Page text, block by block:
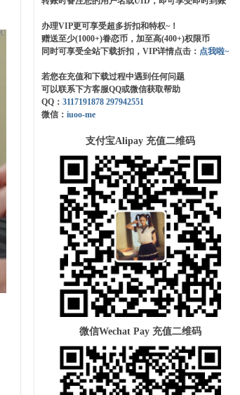
办理VIP更可享受超多折扣和特权~！
赠送至少(1000+)眷恋币，加至高(400+)权限币
同时可享受全站下载折扣，VIP详情点击： 点我啦~
若您在充值和下载过程中遇到任何问题
可以联系下方客服QQ或微信获取帮助
QQ： 3117191878 297942551
微信： iuoo-me
支付宝Alipay 充值二维码
微信Wechat Pay 充值二维码